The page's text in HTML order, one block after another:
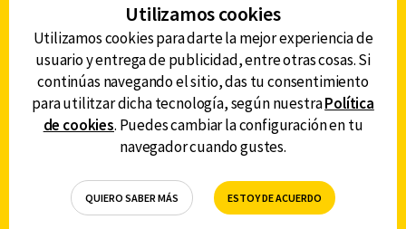
AVISO DE PRIVACIDAD
AVISO LEGAL
DEFENSORÍA DE LAS AUDIENCIAS
DESCARGA LA APP DE CANAL 6
Utilizamos cookies
Utilizamos cookies para darte la mejor experiencia de
usuario y entrega de publicidad, entre otras cosas. Si
continúas navegando el sitio, das tu consentimiento
para utilitzar dicha tecnología, según nuestraPolítica
de cookies. Puedes cambiar la configuración en tu
navegador cuando gustes.
QUIERO SABER MÁS ESTOY DE ACUERDO